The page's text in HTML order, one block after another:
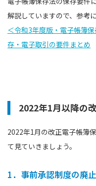
解説していますので、参考
＜令和3年度版・電子帳簿
存・電子取引の要件まとめ
2022年1月以降の
2022年1月の改正電子帳簿
て見ていきましょう。
1．事前承認制度の廃止